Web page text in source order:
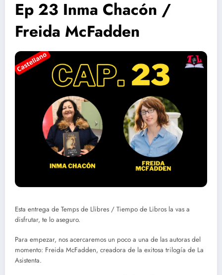
Ep 23 Inma Chacón /
Freida McFadden
Esta entrega de Temps de Llibres / Tiempo de Libros la vas a
disfrutar, te lo aseguro.
Para empezar, nos acercaremos un poco a una de las autoras del
momento: Freida McFadden, creadora de la exitosa trilogía de La
Asistenta.